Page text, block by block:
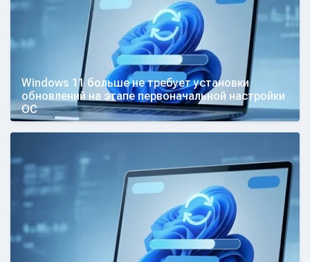
Windows 11 больше не требует установки
обновлений на этапе первоначальной настройки
ОС